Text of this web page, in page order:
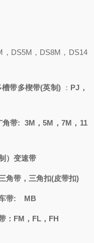
，DS5M，DS8M，DS14
槽带多楔带(英制) ： PJ，
角带: 3M，5M，7M，11
）变速带
角带，三角扣(皮带扣)
车带: MB
：FM，FL，FH